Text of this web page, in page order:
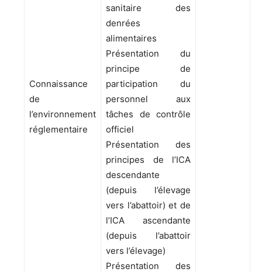
Connaissance
de
l’environnement
réglementaire
sanitaire des
denrées
alimentaires
Présentation du
principe de
participation du
personnel aux
tâches de contrôle
officiel
Présentation des
principes de l’ICA
descendante
(depuis l’élevage
vers l’abattoir) et de
l’ICA ascendante
(depuis l’abattoir
vers l’élevage)
Présentation des